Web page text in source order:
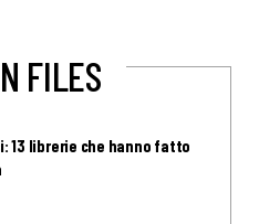
FILES
13 librerie che hanno fatto